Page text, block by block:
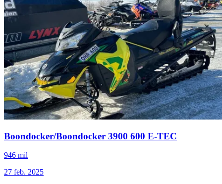
Boondocker/Boondocker 3900 600 E-TEC
946 mil
27 feb. 2025